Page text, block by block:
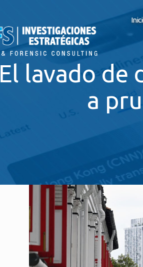
El lavado de
a